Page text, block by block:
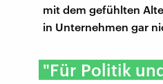
mit dem gefühlten
in Unternehmen gar
"Für Politik